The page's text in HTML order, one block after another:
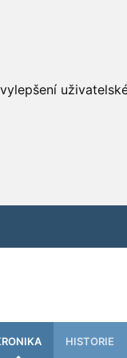
HISTORIE